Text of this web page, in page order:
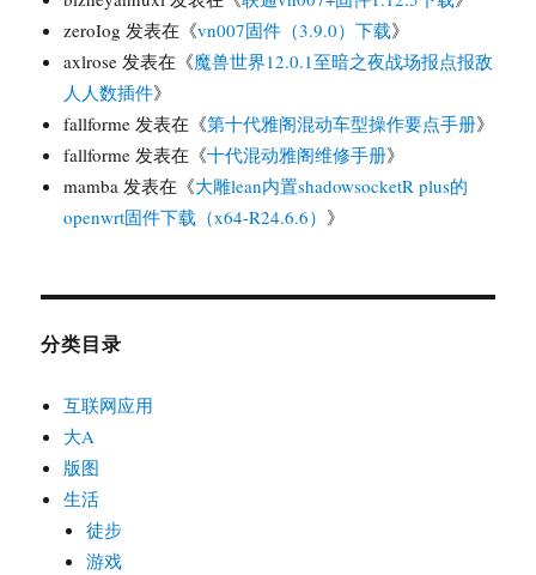
zeroIog 发表在《vn007固件（3.9.0）下载》
axlrose 发表在《魔兽世界12.0.1至暗之夜战场报点报敌
人人数插件》
fallforme 发表在《第十代雅阁混动车型操作要点手册》
fallforme 发表在《十代混动雅阁维修手册》
mamba 发表在《大雕lean内置shadowsocketR plus的
openwrt固件下载（x64-R24.6.6） 》
分类目录
互联网应用
大A
版图
生活
徒步
游戏